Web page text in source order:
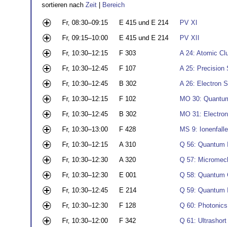
sortieren nach Zeit | Bereich
Fr, 08:30–09:15 E 415 und E 214
PV XI
Fr, 09:15–10:00
E 415 und E 214
PV XII
Fr, 10:30–12:15
F 303
A 24: Atomic
Fr, 10:30–12:45
F 107
A 25: Precision
Fr, 10:30–12:45
B 302
A 26: Electron
Fr, 10:30–12:15
F 102
MO 30:
Fr, 10:30–12:45
B 302
MO 31:
Fr, 10:30–13:00
F 428
MS 9:
Fr, 10:30–12:15
A 310
Q 56: Quantum
Fr, 10:30–12:30
A 320
Q 57:
Fr, 10:30–12:30
E 001
Q 58:
Fr, 10:30–12:45
E 214
Q 59: Quantum
Fr, 10:30–12:30
F 128
Q 60:
Fr, 10:30–12:00
F 342
Q 61: